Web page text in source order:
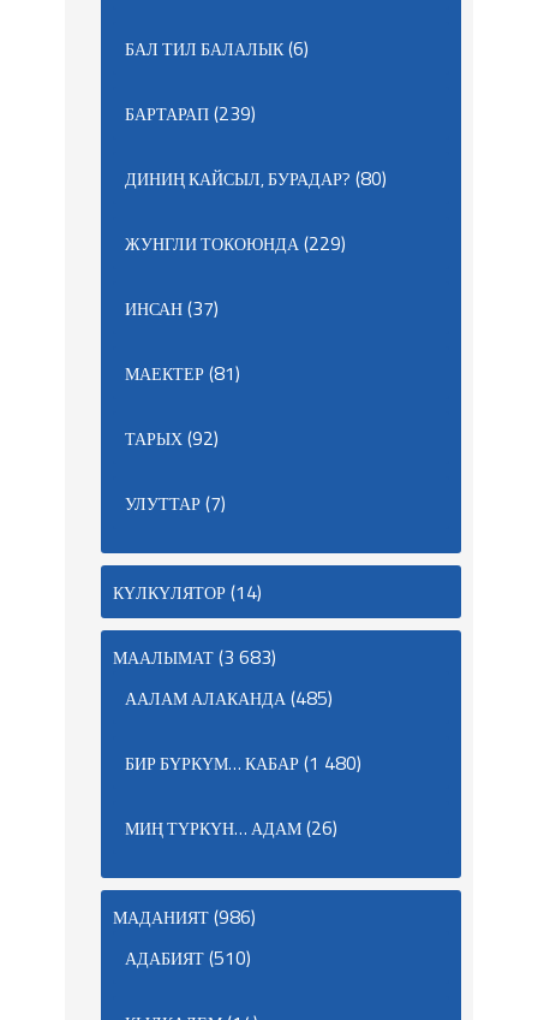
БАЛ ТИЛ БАЛАЛЫК(6)
БАРТАРАП(239)
ДИНИҢ КАЙСЫЛ, БУРАДАР? (80)
ЖУНГЛИ ТОКОЮНДА(229)
ИНСАН(37)
МАЕКТЕР(81)
ТАРЫХ(92)
УЛУТТАР(7)
КҮЛКҮЛЯТОР(14)
МААЛЫМАТ(3 683)
ААЛАМ АЛАКАНДА(485)
БИР БҮРКҮМ… КАБАР(1 480)
МИҢ ТҮРКҮН… АДАМ(26)
МАДАНИЯТ(986)
АДАБИЯТ(510)